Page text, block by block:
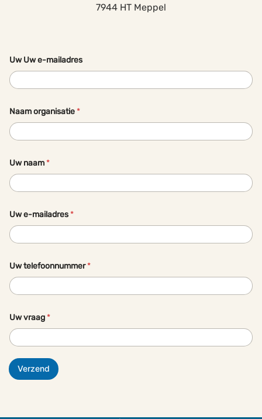
7944 HT Meppel
Uw Uw e-mailadres
Naam organisatie*
Uw naam*
Uw e-mailadres*
Uw telefoonnummer*
Uw vraag*
Verzend